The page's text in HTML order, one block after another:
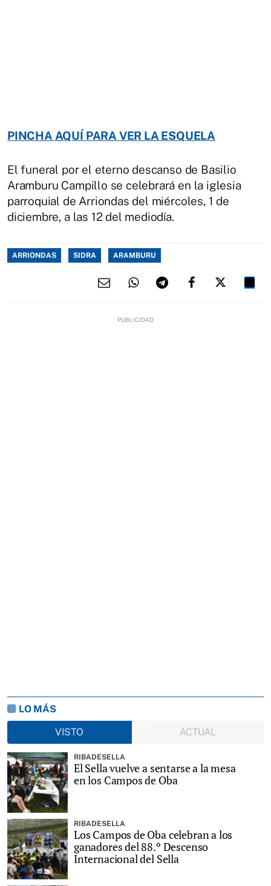
PINCHA AQUÍ PARA VER LA ESQUELA
El funeral por el eterno descanso de Basilio
Aramburu Campillo se celebrará en la iglesia
parroquial de Arriondas del miércoles, 1 de
diciembre, a las 12 del mediodía.
ARRIONDAS SIDRA ARAMBURU
LO MÁS
VISTO
ACTUAL
RIBADESELLA
El Sella vuelve a sentarse a la mesa
en los Campos de Oba
RIBADESELLA
Los Campos de Oba celebran a los
ganadores del 88.º Descenso
Internacional del Sella